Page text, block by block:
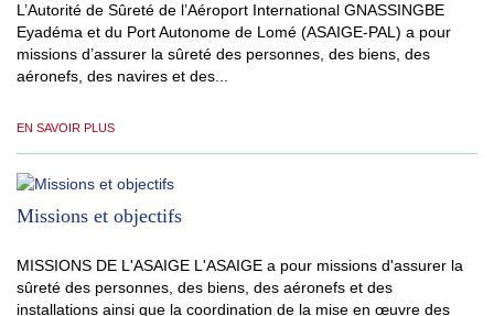
L’Autorité de Sûreté de l’Aéroport International GNASSINGBE
Eyadéma et du Port Autonome de Lomé (ASAIGE-PAL) a pour
missions d’assurer la sûreté des personnes, des biens, des
aéronefs, des navires et des...
EN SAVOIR PLUS
Missions et objectifs
MISSIONS DE L'ASAIGE L'ASAIGE a pour missions d'assurer la
sûreté des personnes, des biens, des aéronefs et des
installations ainsi que la coordination de la mise en œuvre des